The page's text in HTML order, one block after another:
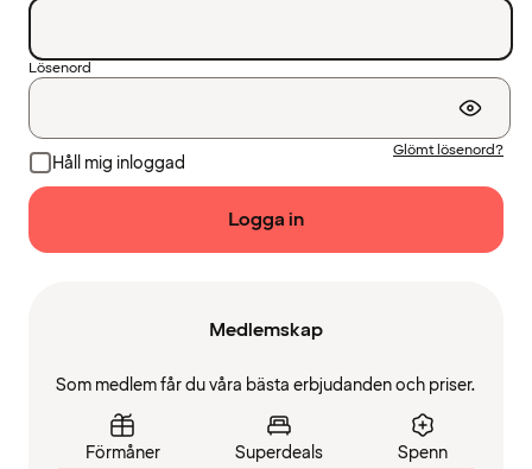
Lösenord
Håll mig inloggad
Glömt lösenord?
Logga in
Medlemskap
Som medlem får du våra bästa erbjudanden och priser.
Förmåner Superdeals Spenn